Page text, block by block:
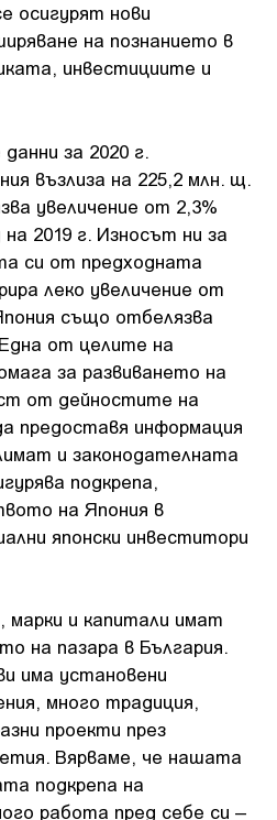
осигурят нови
на познанието в
инвестициите и
за 2020 г.
възлиза на 225,2 млн. щ.
увеличение от 2,3%
2019 г. Износът ни за
си от предходната
леко увеличение от
също отбелязва
от целите на
за развиването на
от дейностите на
предоставя информация
и законодателната
подкрепа,
на Япония в
японски инвеститори
марки и капитали имат
на пазара в България.
има установени
много традиция,
проекти през
Вярваме, че нашата
подкрепа на
работа пред себе си –